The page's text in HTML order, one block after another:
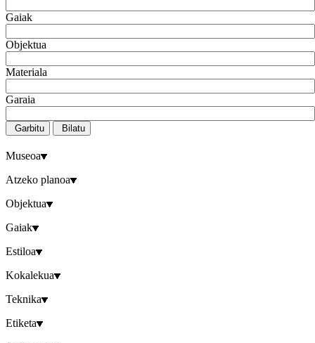
Gaiak
Objektua
Materiala
Garaia
Garbitu Bilatu
Museoa
Atzeko planoa
Objektua
Gaiak
Estiloa
Kokalekua
Teknika
Etiketa